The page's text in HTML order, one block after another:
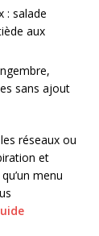
: salade
aux
sans ajout
réseaux ou
et
menu